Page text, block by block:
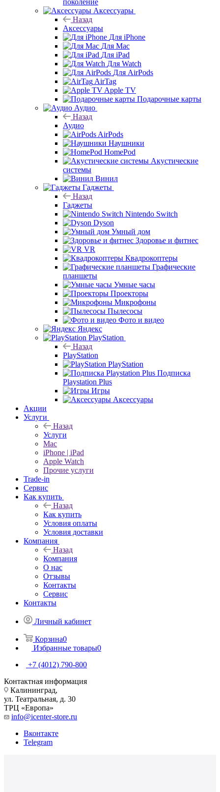
поколение
Аксессуары
Назад
Аксессуары
Для iPhone
Для Mac
Для iPad
Для Watch
Для AirPods
AirTag
Apple TV
Подарочные карты
Аудио
Назад
Аудио
AirPods
Наушники
HomePod
Акустические
системы
Винил
Гаджеты
Назад
Гаджеты
Nintendo Switch
Dyson
Умный дом
Здоровье и фитнес
VR
Квадрокоптеры
Графические
планшеты
Умные часы
Проекторы
Микрофоны
Пылесосы
Фото и видео
Яндекс
PlayStation
Назад
PlayStation
PlayStation
Подписка
Playstation Plus
Игры
Аксессуары
Акции
Услуги
Назад
Услуги
Mac
iPhone | iPad
Apple Watch
Прочие услуги
Trade-in
Сервис
Как купить
Назад
Как купить
Условия оплаты
Условия доставки
Компания
Назад
Компания
О нас
Отзывы
Контакты
Сервис
Контакты
Личный кабинет
Корзина0
Избранные товары0
+7 (4012) 790-800
Контактная информация
Калининград,
ул. Театральная, д. 30
ТРЦ «Европа»
info@icenter-store.ru
Вконтакте
Telegram